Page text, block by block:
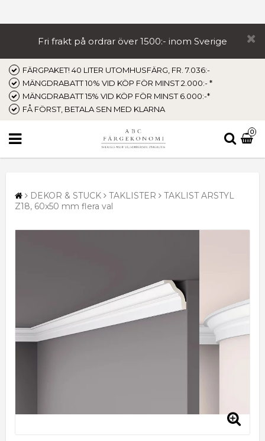
Fri frakt på ordrar över 1500:- inom Sverige
FÄRGPAKET! 40 LITER UTOMHUSFÄRG, FR. 7.036:-
MÄNGDRABATT 10% VID KÖP FÖR MINST 2.000:- *
MÄNGDRABATT 15% VID KÖP FÖR MINST 6.000:-*
FÅ FÖRST, BETALA SEN MED KLARNA
0
DEKOR & STUCK TAKLISTER
TAKLIST ARSTYL
Z18, 60x50 mm flera val